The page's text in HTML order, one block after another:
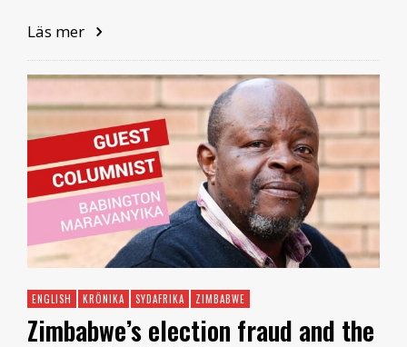
Läs mer
ENGLISH KRÖNIKA SYDAFRIKA ZIMBABWE
Zimbabwe’s election fraud and the